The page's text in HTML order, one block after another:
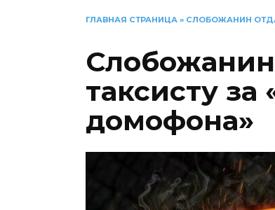
ГЛАВНАЯ СТРАНИЦА » СЛОБОЖАНИН
таксисту
домофона»